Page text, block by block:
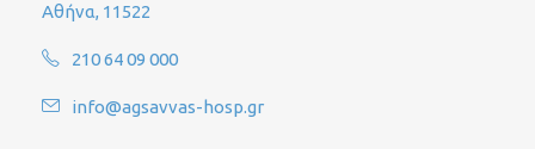
Αθήνα, 11522
210 64 09 000
info@agsavvas-hosp.gr